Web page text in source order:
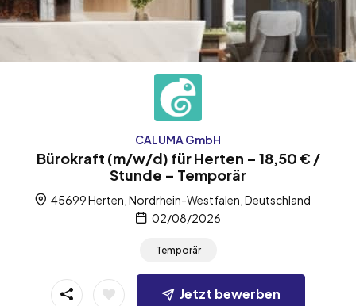
CALUMA GmbH
Bürokraft (m/w/d) für Herten – 18,50 € /
Stunde – Temporär
45699 Herten, Nordrhein-Westfalen, Deutschland
02/08/2026
Temporär
Jetzt bewerben